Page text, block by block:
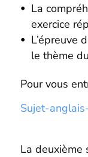
La
exercice
L’épreuve
le thème
Pour vous
Sujet-
La deuxième